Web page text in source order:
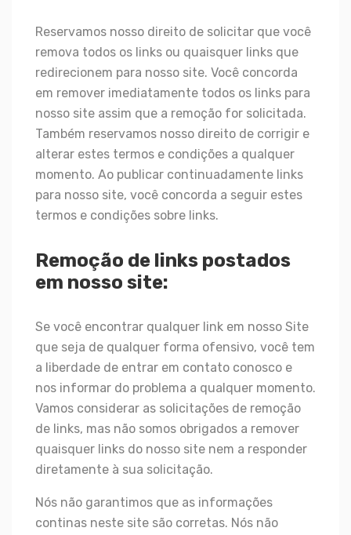
Reservamos nosso direito de solicitar que você
remova todos os links ou quaisquer links que
redirecionem para nosso site. Você concorda
em remover imediatamente todos os links para
nosso site assim que a remoção for solicitada.
Também reservamos nosso direito de corrigir e
alterar estes termos e condições a qualquer
momento. Ao publicar continuadamente links
para nosso site, você concorda a seguir estes
termos e condições sobre links.
Remoção de links postados
em nosso site:
Se você encontrar qualquer link em nosso Site
que seja de qualquer forma ofensivo, você tem
a liberdade de entrar em contato conosco e
nos informar do problema a qualquer momento.
Vamos considerar as solicitações de remoção
de links, mas não somos obrigados a remover
quaisquer links do nosso site nem a responder
diretamente à sua solicitação.
Nós não garantimos que as informações
continas neste site são corretas. Nós não